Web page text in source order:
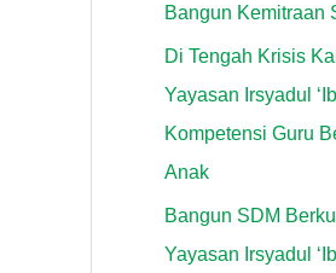
Bangun Kemitraan
Di Tengah Krisis
Yayasan Irsyadul
Kompetensi Guru
Anak
Bangun SDM
Yayasan Irsyadul